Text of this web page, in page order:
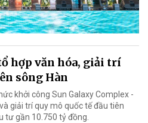
hợp văn hóa, giải trí
sông Hàn
khởi công Sun Galaxy Complex -
giải trí quy mô quốc tế đầu tiên
tư gần 10.750 tỷ đồng.